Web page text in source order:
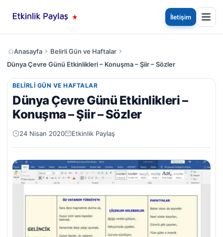
İletişim
Anasayfa
Belirli Gün ve Haftalar
Dünya Çevre Günü Etkinlikleri – Konuşma – Şiir – Sözler
BELIRLI GÜN VE HAFTALAR
Dünya Çevre Günü Etkinlikleri –
Konuşma – Şiir – Sözler
24 Nisan 2020 Etkinlik Paylaş